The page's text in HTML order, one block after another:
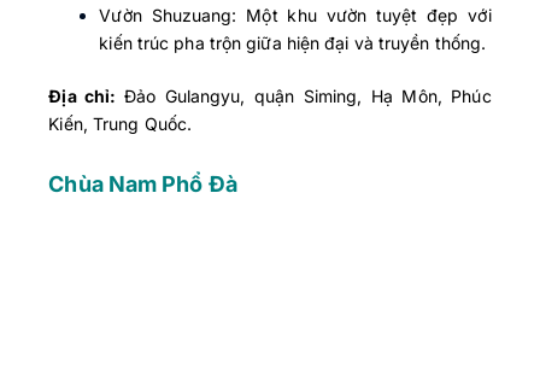
Vườn Shuzuang: Một khu vườn tuyệt đẹp với
kiến trúc pha trộn giữa hiện đại và truyền thống.
Địa chỉ: Đảo Gulangyu, quận Siming, Hạ Môn, Phúc
Kiến, Trung Quốc.
Chùa Nam Phổ Đà